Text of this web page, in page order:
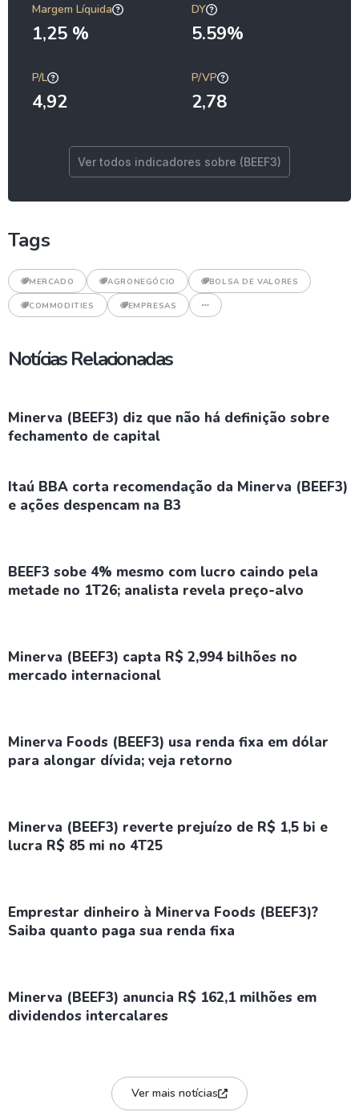
Margem Líquida
1,25 %
DY
5.59%
P/L
4,92
P/VP
2,78
Ver todos indicadores sobre (BEEF3)
Tags
MERCADO AGRONEGÓCIO BOLSA DE VALORES
COMMODITIES EMPRESAS
Notícias Relacionadas
Minerva (BEEF3) diz que não há definição sobre
fechamento de capital
Itaú BBA corta recomendação da Minerva (BEEF3)
e ações despencam na B3
BEEF3 sobe 4% mesmo com lucro caindo pela
metade no 1T26; analista revela preço-alvo
Minerva (BEEF3) capta R$ 2,994 bilhões no
mercado internacional
Minerva Foods (BEEF3) usa renda fixa em dólar
para alongar dívida; veja retorno
Minerva (BEEF3) reverte prejuízo de R$ 1,5 bi e
lucra R$ 85 mi no 4T25
Emprestar dinheiro à Minerva Foods (BEEF3)?
Saiba quanto paga sua renda fixa
Minerva (BEEF3) anuncia R$ 162,1 milhões em
dividendos intercalares
Ver mais notícias